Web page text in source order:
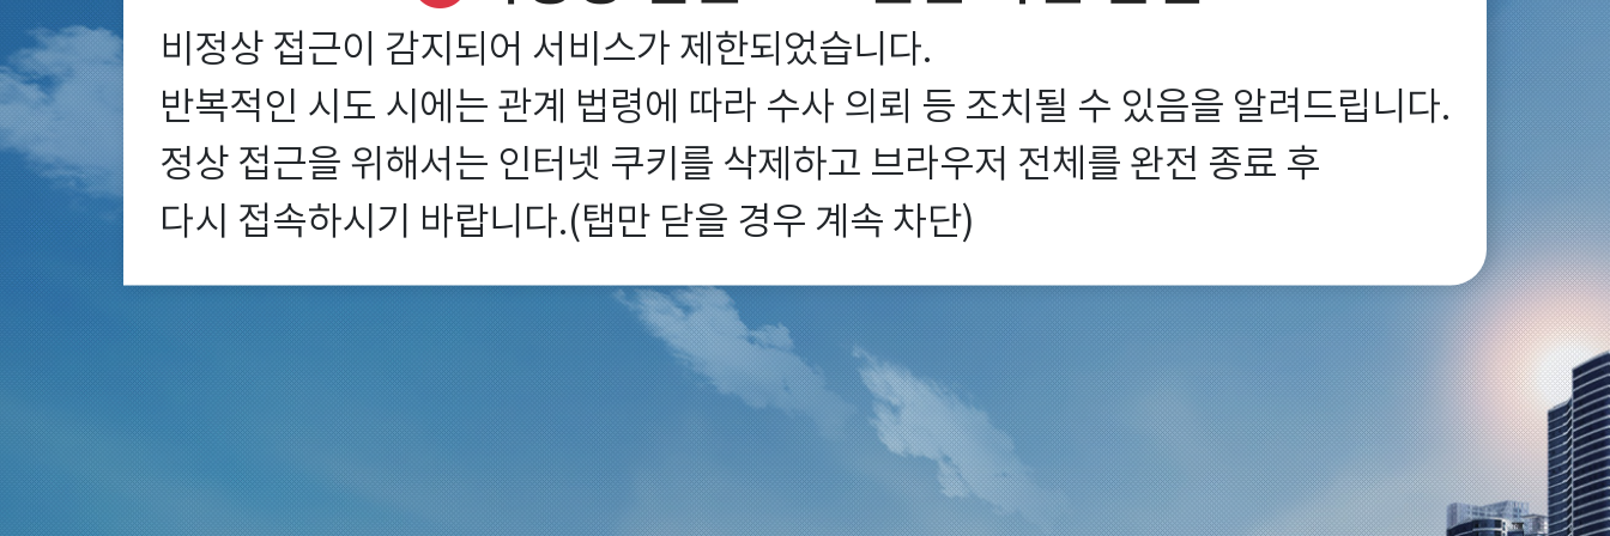
비정상 접근이 감지되어 서비스가 제한되었습니다.
반복적인 시도 시에는 관계 법령에 따라 수사 의뢰 등 조치될 수 있음을 알려드립니다.
정상 접근을 위해서는 인터넷 쿠키를 삭제하고 브라우저 전체를 완전 종료 후
다시 접속하시기 바랍니다.(탭만 닫을 경우 계속 차단)